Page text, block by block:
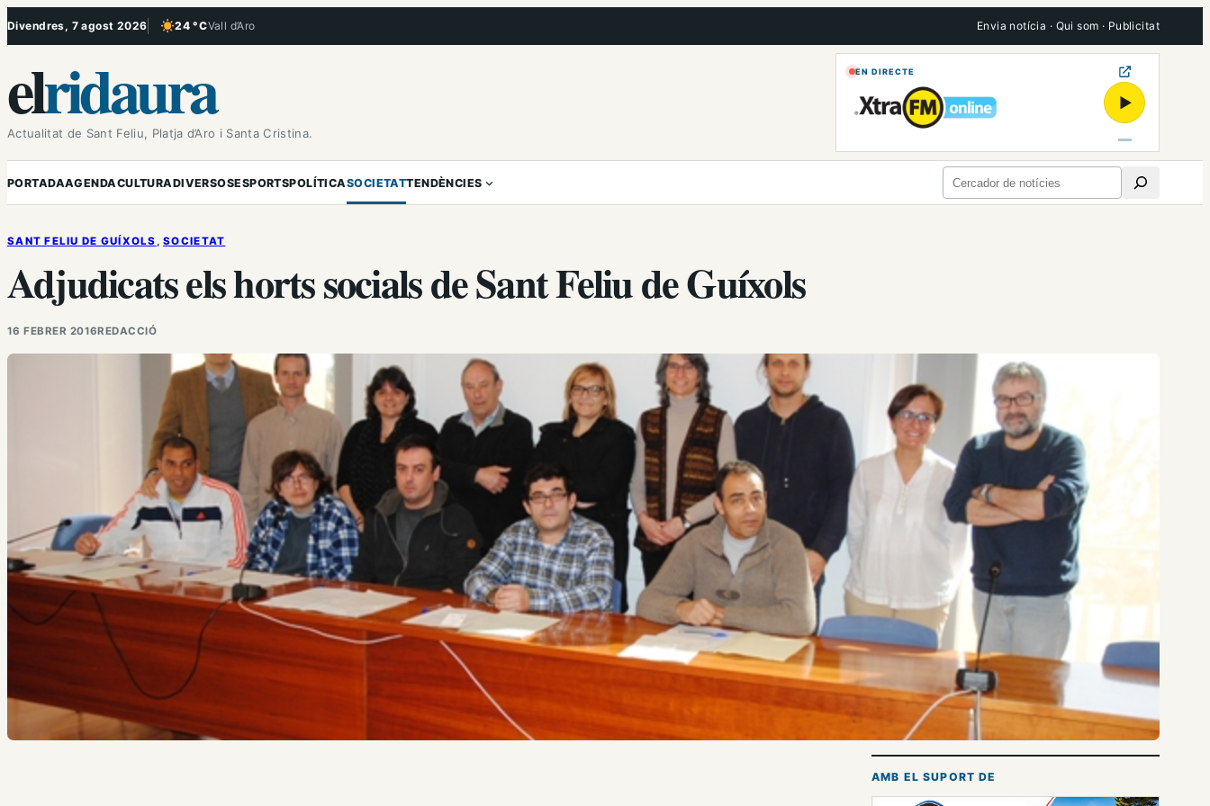
Vés
Divendres, 7 agost 2026 24 °CVall d’Aro
, Cel serè Envia notícia · Qui som · Publicitat
elridaura
Actualitat de Sant Feliu, Platja d’Aro i Santa Cristina.
EN DIRECTE
▶
PORTADAAGENDACULTURADIVERSOSESPORTSPOLÍTICASOCIETATTENDÈNCIES Cerca
SANT FELIU DE GUÍXOLS , SOCIETAT
Adjudicats els horts socials de Sant Feliu de Guíxols
16 FEBRER 2016REDACCIÓ
AMB EL SUPORT DE